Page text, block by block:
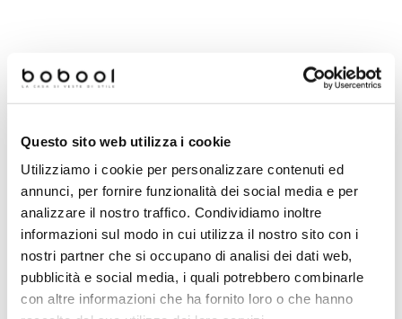
Questo sito web utilizza i cookie
Utilizziamo i cookie per personalizzare contenuti ed
annunci, per fornire funzionalità dei social media e per
analizzare il nostro traffico. Condividiamo inoltre
informazioni sul modo in cui utilizza il nostro sito con i
nostri partner che si occupano di analisi dei dati web,
pubblicità e social media, i quali potrebbero combinarle
con altre informazioni che ha fornito loro o che hanno
Battiscopa effetto graniglia di
Dark 7,3x60 cm - Newdecò,
Ceramica Sant'Agostino
Richiedi preventivo
Battiscopa effetto graniglia
Richiedi preventivo
Prodotti simili